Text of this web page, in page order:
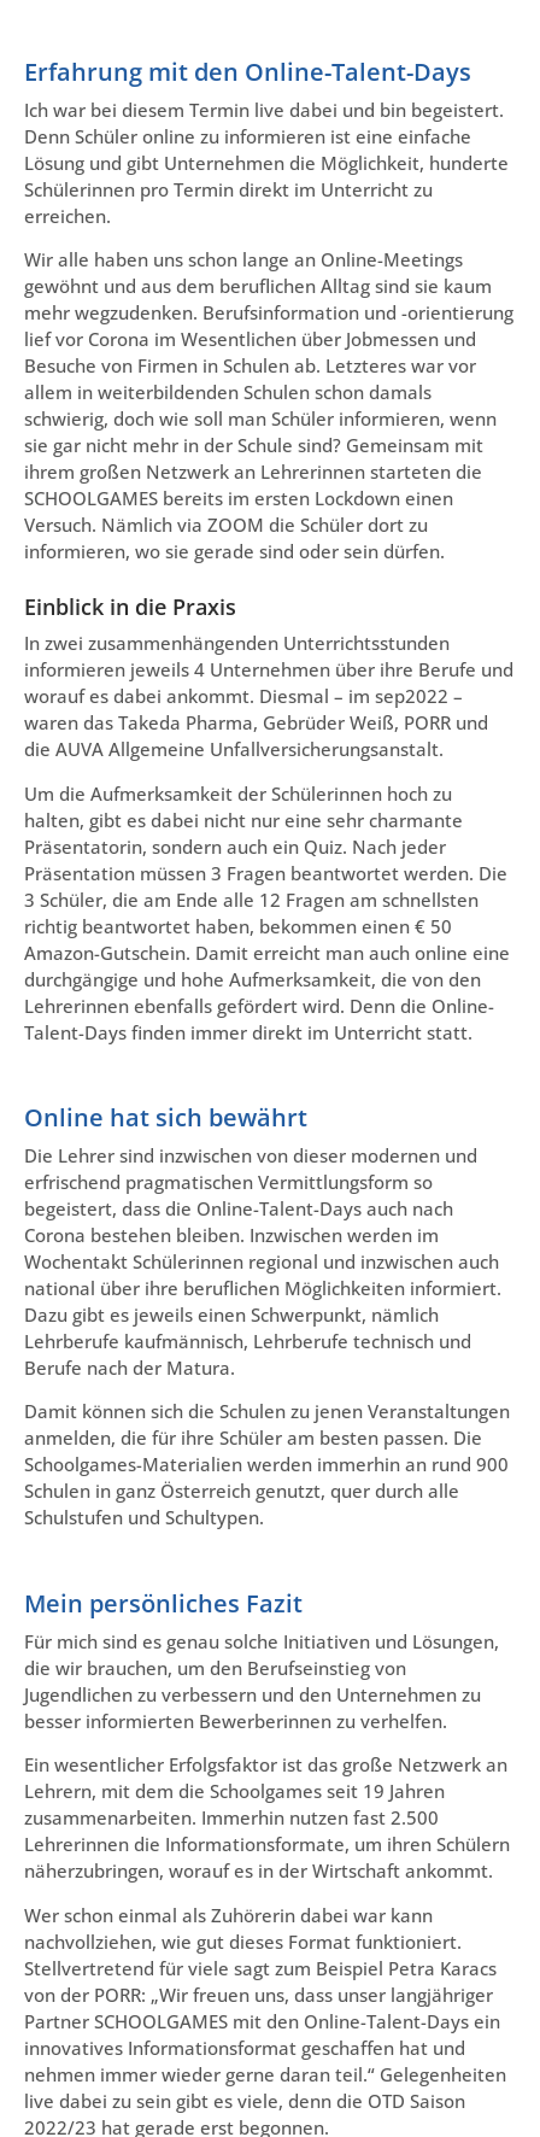
Erfahrung mit den Online-Talent-Days
Ich war bei diesem Termin live dabei und bin begeistert.
Denn Schüler online zu informieren ist eine einfache
Lösung und gibt Unternehmen die Möglichkeit, hunderte
Schülerinnen pro Termin direkt im Unterricht zu
erreichen.
Wir alle haben uns schon lange an Online-Meetings
gewöhnt und aus dem beruflichen Alltag sind sie kaum
mehr wegzudenken. Berufsinformation und -orientierung
lief vor Corona im Wesentlichen über Jobmessen und
Besuche von Firmen in Schulen ab. Letzteres war vor
allem in weiterbildenden Schulen schon damals
schwierig, doch wie soll man Schüler informieren, wenn
sie gar nicht mehr in der Schule sind? Gemeinsam mit
ihrem großen Netzwerk an Lehrerinnen starteten die
SCHOOLGAMES bereits im ersten Lockdown einen
Versuch. Nämlich via ZOOM die Schüler dort zu
informieren, wo sie gerade sind oder sein dürfen.
Einblick in die Praxis
In zwei zusammenhängenden Unterrichtsstunden
informieren jeweils 4 Unternehmen über ihre Berufe und
worauf es dabei ankommt. Diesmal – im sep2022 –
waren das Takeda Pharma, Gebrüder Weiß, PORR und
die AUVA Allgemeine Unfallversicherungsanstalt.
Um die Aufmerksamkeit der Schülerinnen hoch zu
halten, gibt es dabei nicht nur eine sehr charmante
Präsentatorin, sondern auch ein Quiz. Nach jeder
Präsentation müssen 3 Fragen beantwortet werden. Die
3 Schüler, die am Ende alle 12 Fragen am schnellsten
richtig beantwortet haben, bekommen einen € 50
Amazon-Gutschein. Damit erreicht man auch online eine
durchgängige und hohe Aufmerksamkeit, die von den
Lehrerinnen ebenfalls gefördert wird. Denn die Online-
Talent-Days finden immer direkt im Unterricht statt.
Online hat sich bewährt
Die Lehrer sind inzwischen von dieser modernen und
erfrischend pragmatischen Vermittlungsform so
begeistert, dass die Online-Talent-Days auch nach
Corona bestehen bleiben. Inzwischen werden im
Wochentakt Schülerinnen regional und inzwischen auch
national über ihre beruflichen Möglichkeiten informiert.
Dazu gibt es jeweils einen Schwerpunkt, nämlich
Lehrberufe kaufmännisch, Lehrberufe technisch und
Berufe nach der Matura.
Damit können sich die Schulen zu jenen Veranstaltungen
anmelden, die für ihre Schüler am besten passen. Die
Schoolgames-Materialien werden immerhin an rund 900
Schulen in ganz Österreich genutzt, quer durch alle
Schulstufen und Schultypen.
Mein persönliches Fazit
Für mich sind es genau solche Initiativen und Lösungen,
die wir brauchen, um den Berufseinstieg von
Jugendlichen zu verbessern und den Unternehmen zu
besser informierten Bewerberinnen zu verhelfen.
Ein wesentlicher Erfolgsfaktor ist das große Netzwerk an
Lehrern, mit dem die Schoolgames seit 19 Jahren
zusammenarbeiten. Immerhin nutzen fast 2.500
Lehrerinnen die Informationsformate, um ihren Schülern
näherzubringen, worauf es in der Wirtschaft ankommt.
Wer schon einmal als Zuhörerin dabei war kann
nachvollziehen, wie gut dieses Format funktioniert.
Stellvertretend für viele sagt zum Beispiel Petra Karacs
von der PORR: „Wir freuen uns, dass unser langjähriger
Partner SCHOOLGAMES mit den Online-Talent-Days ein
innovatives Informationsformat geschaffen hat und
nehmen immer wieder gerne daran teil.“ Gelegenheiten
live dabei zu sein gibt es viele, denn die OTD Saison
2022/23 hat gerade erst begonnen.